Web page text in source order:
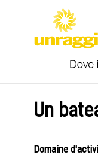
Un
Domaine